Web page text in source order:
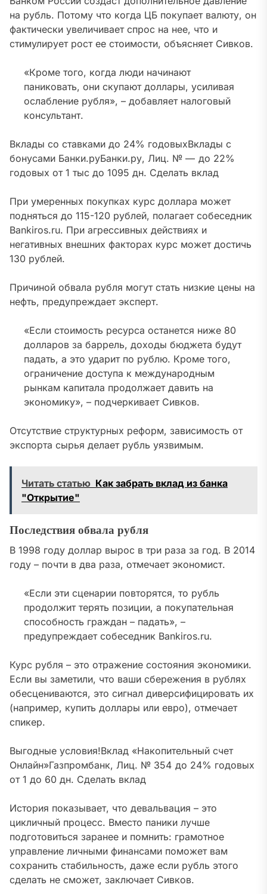
на рубль. Потому что когда ЦБ покупает валюту, он
фактически увеличивает спрос на нее, что и
стимулирует рост ее стоимости, объясняет Сивков.
«Кроме того, когда люди начинают
паниковать, они скупают доллары, усиливая
ослабление рубля», – добавляет налоговый
консультант.
Вклады со ставками до 24% годовыхВклады с
бонусами Банки.руБанки.ру, Лиц. № — до 22%
годовых от 1 тыс до 1095 дн. Сделать вклад
При умеренных покупках курс доллара может
подняться до 115-120 рублей, полагает собеседник
Bankiros.ru. При агрессивных действиях и
негативных внешних факторах курс может достичь
130 рублей.
Причиной обвала рубля могут стать низкие цены на
нефть, предупреждает эксперт.
«Если стоимость ресурса останется ниже 80
долларов за баррель, доходы бюджета будут
падать, а это ударит по рублю. Кроме того,
ограничение доступа к международным
рынкам капитала продолжает давить на
экономику», – подчеркивает Сивков.
Отсутствие структурных реформ, зависимость от
экспорта сырья делает рубль уязвимым.
Читать статью Как забрать вклад из банка
"Открытие"
Последствия обвала рубля
В 1998 году доллар вырос в три раза за год. В 2014
году – почти в два раза, отмечает экономист.
«Если эти сценарии повторятся, то рубль
продолжит терять позиции, а покупательная
способность граждан – падать», –
предупреждает собеседник Bankiros.ru.
Курс рубля – это отражение состояния экономики.
Если вы заметили, что ваши сбережения в рублях
обесцениваются, это сигнал диверсифицировать их
(например, купить доллары или евро), отмечает
спикер.
Выгодные условия!Вклад «Накопительный счет
Онлайн»Газпромбанк, Лиц. № 354 до 24% годовых
от 1 до 60 дн. Сделать вклад
История показывает, что девальвация – это
цикличный процесс. Вместо паники лучше
подготовиться заранее и помнить: грамотное
управление личными финансами поможет вам
сохранить стабильность, даже если рубль этого
сделать не сможет, заключает Сивков.